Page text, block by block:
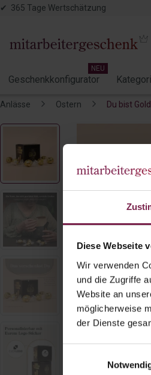
Diese Webseite
Wir verwenden
und die Zugriffe
Website an
möglicherweise
der Dienste
✔ 365 Tage Wertschätzung
Geschenkkonfigurator
NEU
Anlässe Ostern Du bist